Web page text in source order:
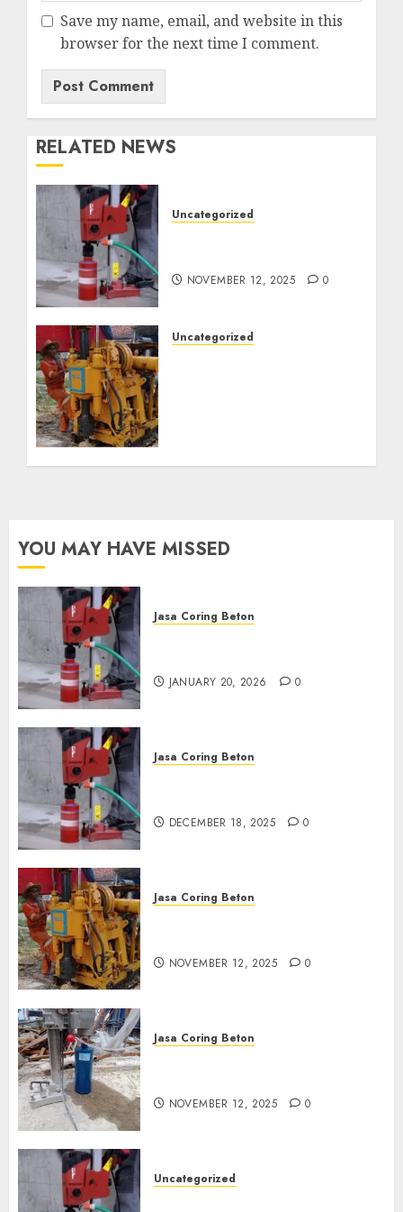
Save my name, email, and website in this
browser for the next time I comment.
RELATED NEWS
Uncategorized
NOVEMBER 12, 2025 0
Uncategorized
YOU MAY HAVE MISSED
Jasa Coring Beton
JANUARY 20, 2026 0
Jasa Coring Beton
DECEMBER 18, 2025 0
Jasa Coring Beton
NOVEMBER 12, 2025 0
Jasa Coring Beton
NOVEMBER 12, 2025 0
Uncategorized